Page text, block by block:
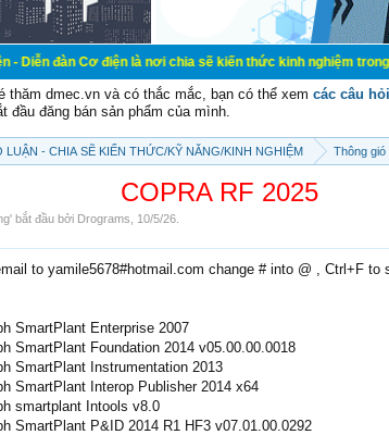
Cơ điện là nơi chia sẽ kiến thức kinh nghiệm trong lãnh
thăm dmec.vn và có thắc mắc, bạn có thể xem các câu
đầu đăng bán sản phẩm của mình.
LUẬN - CHIA SẼ KIẾN THỨC/KỸ NĂNG/KINH NGHIỆM Thông gió
COPRA RF 2025
' bắt đầu bởi Drograms 10/5/26
to yamile5678#hotmail.com change # into @ , Ctrl+F to
SmartPlant Enterprise 2007
SmartPlant Foundation 2014 v05.00.00.0018
SmartPlant Instrumentation 2013
SmartPlant Interop Publisher 2014 x64
smartplant Intools v8.0
SmartPlant P&ID 2014 R1 HF3 v07.01.00.0292